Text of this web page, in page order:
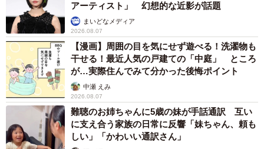
アーティスト」 幻想的な近影が話題
まいどなメディア
2026.08.07
【漫画】周囲の目を気にせず遊べる！洗濯物も
干せる！最近人気の戸建ての「中庭」 ところ
が…実際住んでみて分かった後悔ポイント
中瀬 えみ
2026.08.07
難聴のお姉ちゃんに5歳の妹が手話通訳 互い
に支え合う家族の日常に反響「妹ちゃん、頼も
しい」「かわいい通訳さん」